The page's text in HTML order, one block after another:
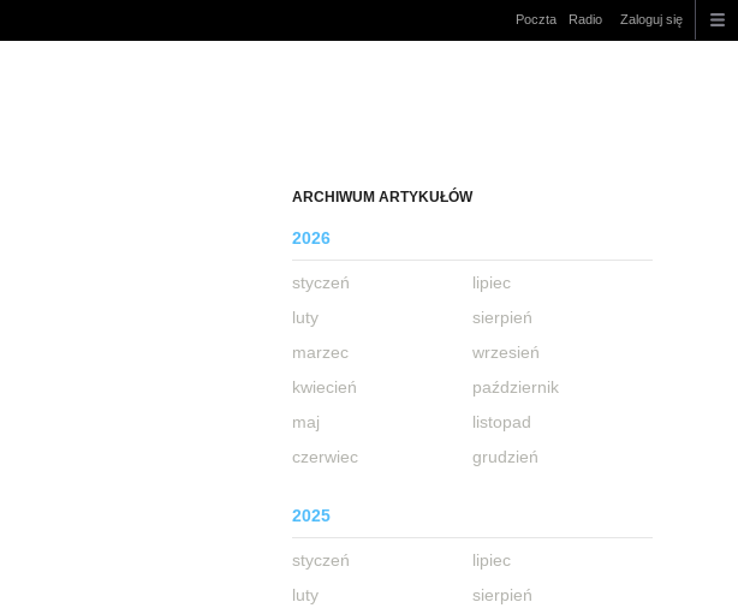
Poczta Radio Zaloguj się
ARCHIWUM ARTYKUŁÓW
2026
styczeń
luty
marzec
kwiecień
maj
czerwiec
lipiec
sierpień
wrzesień
październik
listopad
grudzień
2025
styczeń
luty
lipiec
sierpień